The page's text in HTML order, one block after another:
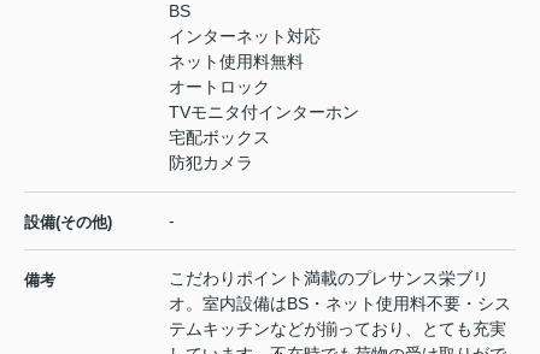
BS
インターネット対応
ネット使用料無料
オートロック
TVモニタ付インターホン
宅配ボックス
防犯カメラ
設備(その他) -
備考
こだわりポイント満載のプレサンス栄ブリ
オ。室内設備はBS・ネット使用料不要・シス
テムキッチンなどが揃っており、とても充実